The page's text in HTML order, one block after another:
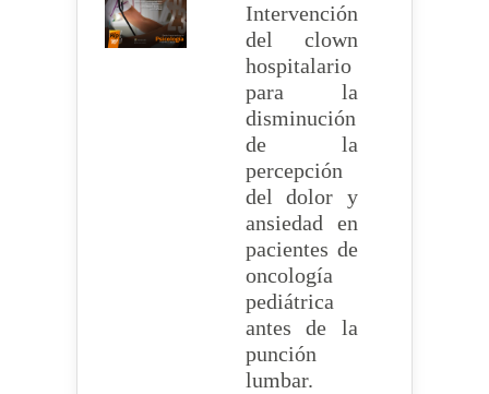
Intervención
del clown
hospitalario
para la
disminución
de la
percepción
del dolor y
ansiedad en
pacientes de
oncología
pediátrica
antes de la
punción
lumbar.